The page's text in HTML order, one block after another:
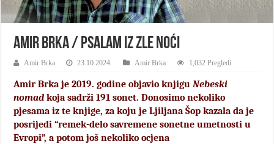
AMIR BRKA / PSALAM IZ ZLE NOĆI
Amir Brka 23.10.2024. Amir Brka 1,032 Pregledi
Amir Brka je 2019. godine objavio knjiguNebeski
nomad koja sadrži 191 sonet. Donosimo nekoliko
pjesama iz te knjige, za koju je Ljiljana Šop kazala da je
posrijedi “remek-delo savremene sonetne umetnosti u
Evropi”, a potom još nekoliko ocjena